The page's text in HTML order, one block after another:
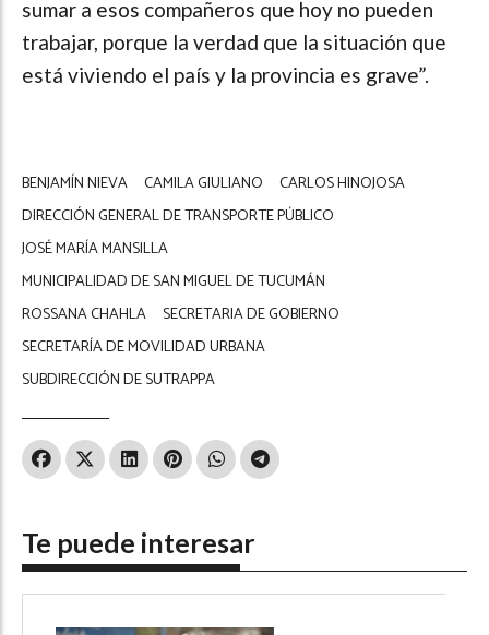
sumar a esos compañeros que hoy no pueden
trabajar, porque la verdad que la situación que
está viviendo el país y la provincia es grave”.
BENJAMÍN NIEVA CAMILA GIULIANO
CARLOS HINOJOSA
DIRECCIÓN GENERAL DE TRANSPORTE PÚBLICO
JOSÉ MARÍA MANSILLA
MUNICIPALIDAD DE SAN MIGUEL DE TUCUMÁN
ROSSANA CHAHLA
SECRETARIA DE GOBIERNO
SECRETARÍA DE MOVILIDAD URBANA
SUBDIRECCIÓN DE SUTRAPPA
Te puede interesar